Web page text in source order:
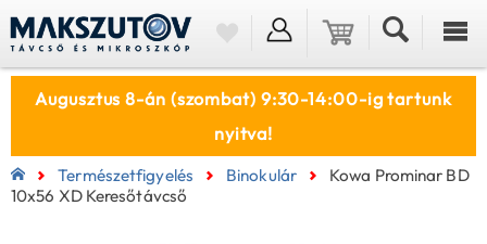
Augusztus 8-án (szombat) 9:30-14:00-ig tartunk
nyitva!
Természetfigyelés Binokulár
Kowa Prominar BD
10x56 XD Keresőtávcső